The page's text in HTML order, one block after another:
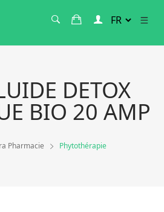
DETOX
BIO 20 AMP
Pharmacie Phytothérapie